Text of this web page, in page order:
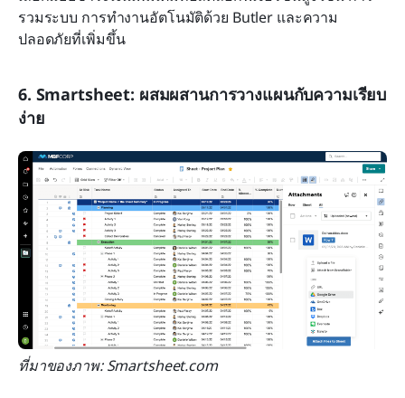
รวมระบบ การทำงานอัตโนมัติด้วย Butler และความ
ปลอดภัยที่เพิ่มขึ้น
6. Smartsheet: ผสมผสานการวางแผนกับความเรียบ
ง่าย
ที่มาของภาพ: Smartsheet.com